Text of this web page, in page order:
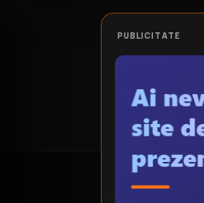
PUBLICITATE
PUBLICITATE